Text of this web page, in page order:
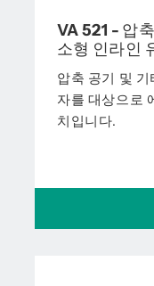
VA 521 - 압
소형 인라인
압축 공기 및
자를 대상으로
치입니다.